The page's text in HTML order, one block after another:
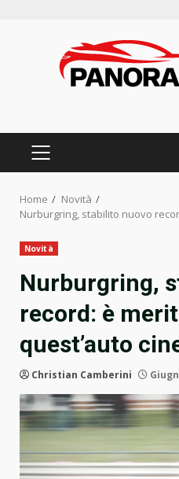
PRIMARY
Home
Novità
Nurburgring, stabilito nuovo
Novità
Nurburgring,
record: è
quest’auto
Christian Camberini